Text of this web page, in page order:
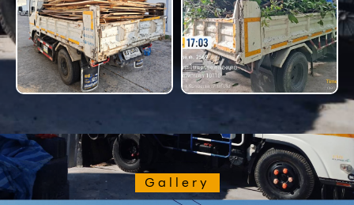
Gallery